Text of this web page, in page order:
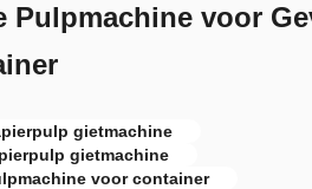
Pulpmachine voor
gietmachine
gietmachine
voor container